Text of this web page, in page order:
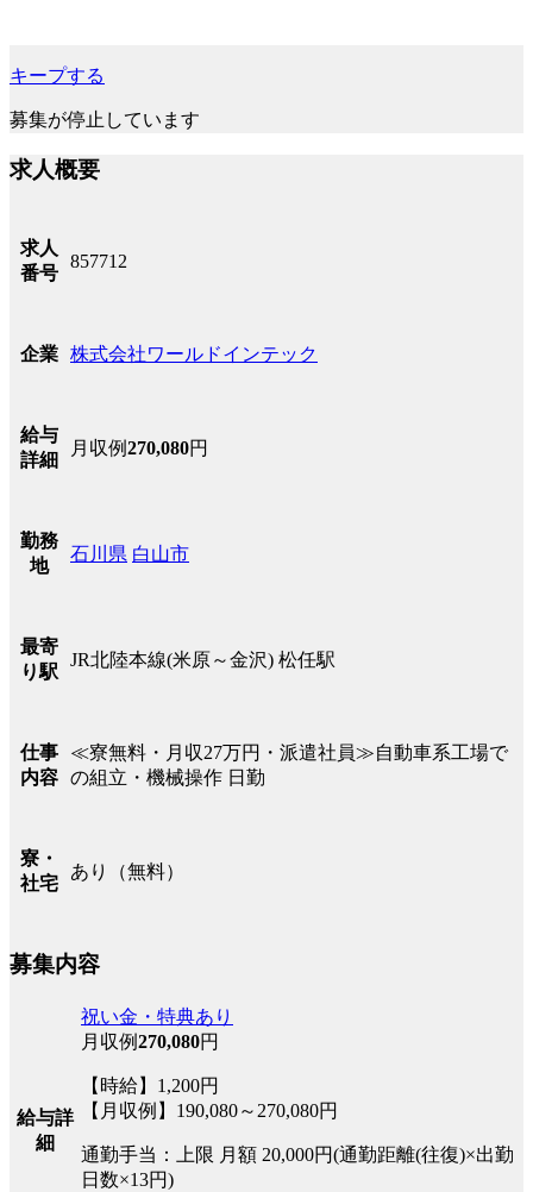
キープする
募集が停止しています
求人概要
求人
番号
857712
企業 株式会社ワールドインテック
給与
詳細
月収例270,080円
勤務
地
石川県 白山市
最寄
り駅
JR北陸本線(米原～金沢) 松任駅
仕事
内容
≪寮無料・月収27万円・派遣社員≫自動車系工場で
の組立・機械操作 日勤
寮・
社宅
あり（無料）
募集内容
給与詳
細
祝い金・特典あり
月収例270,080円
【時給】1,200円
【月収例】190,080～270,080円
通勤手当：上限 月額 20,000円(通勤距離(往復)×出勤
日数×13円)